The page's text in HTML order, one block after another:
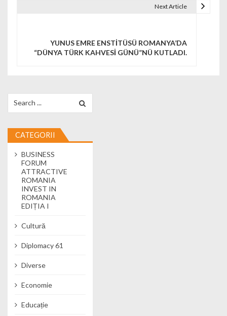
Next Article
YUNUS EMRE ENSTİTÜSÜ ROMANYA’DA
“DÜNYA TÜRK KAHVESİ GÜNÜ”NÜ KUTLADI.
CATEGORII
BUSINESS
FORUM
ATTRACTIVE
ROMANIA
INVEST IN
ROMANIA
EDIȚIA I
Cultură
Diplomacy 61
Diverse
Economie
Educație